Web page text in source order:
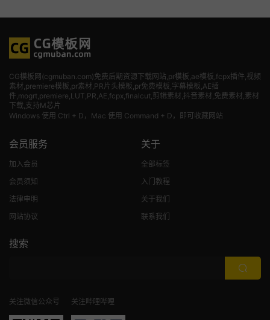
CG模板网(cgmuban.com)免费后期资源下载网站,pr模板,ae模板,fcpx插件,视频
素材 ,premiere模板,pr素材,PR片头模板,pr免费模板,字幕模板,AE插
件,mogrt,premiere,LUT,PR,AE,fcpx,finalcut,剪辑素材,抖音素材,免费素材,素材
下载,支持M芯片
Windows 使用 Ctrl + D，Mac 使用 Command + D，即可收藏网站
会员服务
加入会员
会员须知
法律申明
网站协议
关于
全部标签
入门教程
关于我们
联系我们
搜索
关注微信公众号 关注哔哩哔哩